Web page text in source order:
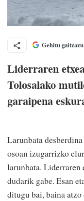
Gehitu
Liderraren
Tolosalako
garaipena
Larunbata
osoan izugarrizko
larunbata. Liderraren
dudarik gabe. Esan
ditugu bai, baina